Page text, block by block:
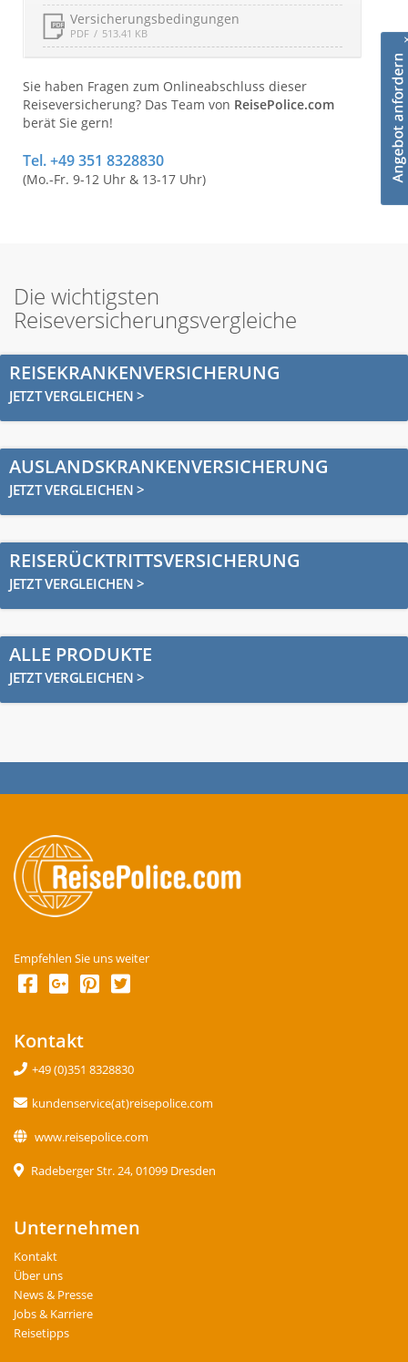
Versicherungsbedingungen
PDF 513.41 KB
Sie haben Fragen zum Onlineabschluss dieser
Reiseversicherung? Das Team von ReisePolice.com
berät Sie gern!
Tel. +49 351 8328830
(Mo.-Fr. 9-12 Uhr & 13-17 Uhr)
Die wichtigsten
Reiseversicherungsvergleiche
REISEKRANKENVERSICHERUNG
JETZT VERGLEICHEN >
AUSLANDSKRANKENVERSICHERUNG
JETZT VERGLEICHEN >
REISERÜCKTRITTSVERSICHERUNG
JETZT VERGLEICHEN >
ALLE PRODUKTE
JETZT VERGLEICHEN >
Empfehlen Sie uns weiter
Kontakt
+49 (0)351 8328830
kundenservice(at)reisepolice.com
www.reisepolice.com
Radeberger Str. 24, 01099 Dresden
Unternehmen
Kontakt
Über uns
News & Presse
Jobs & Karriere
Reisetipps